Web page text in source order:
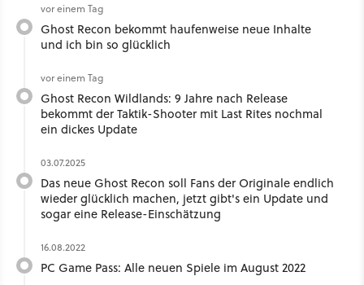
vor einem Tag
Ghost Recon bekommt haufenweise neue Inhalte
und ich bin so glücklich
vor einem Tag
Ghost Recon Wildlands: 9 Jahre nach Release
bekommt der Taktik-Shooter mit Last Rites nochmal
ein dickes Update
03.07.2025
Das neue Ghost Recon soll Fans der Originale endlich
wieder glücklich machen, jetzt gibt's ein Update und
sogar eine Release-Einschätzung
16.08.2022
PC Game Pass: Alle neuen Spiele im August 2022